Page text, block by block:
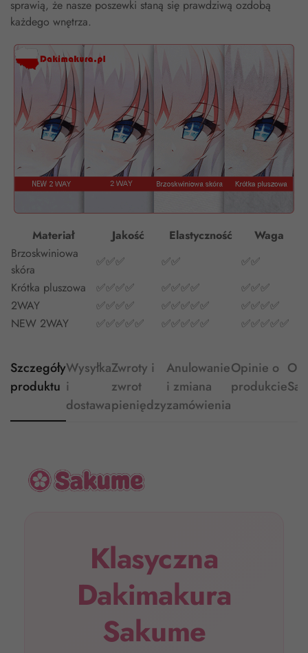
sprawią, że nasze poszewki staną się prawdziwą ozdobą
każdego wnętrza.
Materiał Jakość Elastyczność
Waga
Brzoskwiniowa
skóra
✅✅✅ ✅✅
✅✅
Krótka pluszowa
✅✅✅✅ ✅✅✅✅
✅✅✅
2WAY
✅✅✅✅ ✅✅✅✅✅
✅✅✅✅
NEW 2WAY
✅✅✅✅✅ ✅✅✅✅✅ ✅✅✅✅✅
Szczegóły
produktu
Wysyłka
i
dostawa
Zwroty i
zwrot
pieniędzy
Anulowanie
i zmiana
zamówienia
Opinie o
produkcie
O
Klasyczna
Dakimakura
Sakume